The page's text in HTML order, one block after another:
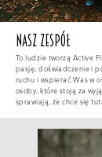
Nasz zespół
To ludzie tworzą Active
pasję, doświadczenie i
ruchu i wspierać Was w
osoby, które stoją za
sprawiają, że chce się